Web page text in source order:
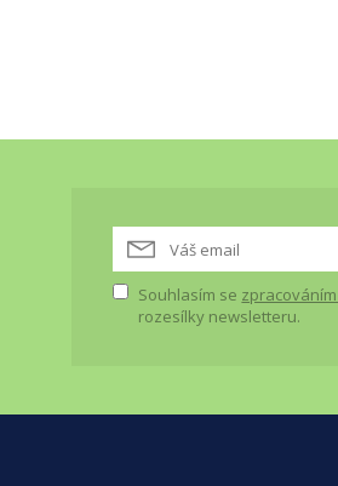
Souhlasím se
rozesílky newsletteru.